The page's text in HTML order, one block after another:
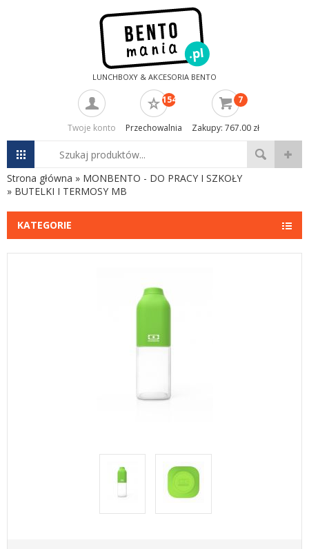
LUNCHBOXY & AKCESORIA BENTO
Twoje konto
154
Przechowalnia
7
Zakupy: 767.00 zł
Strona główna » MONBENTO - DO PRACY I SZKOŁY
» BUTELKI I TERMOSY MB
KATEGORIE